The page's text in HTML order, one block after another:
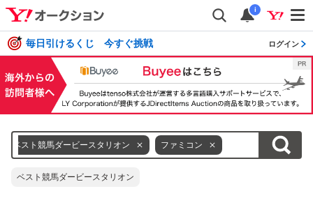
i
毎日引けるくじ 今すぐ挑戦 ログイン
ベスト競馬ダービースタリオン ファミコン
ベスト競馬ダービースタリオン